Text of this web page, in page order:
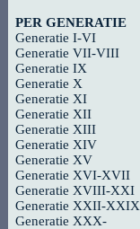
PER GENERATIE
Generatie I-VI
Generatie VII-VIII
Generatie IX
Generatie X
Generatie XI
Generatie XII
Generatie XIII
Generatie XIV
Generatie XV
Generatie XVI-XVII
Generatie XVIII-XXI
Generatie XXII-XXIX
Generatie XXX-